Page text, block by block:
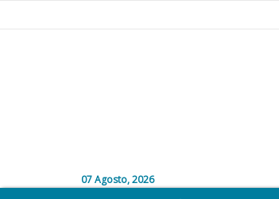
07 Agosto, 2026